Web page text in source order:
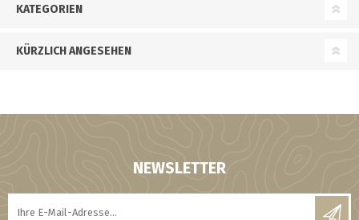
KATEGORIEN
KÜRZLICH ANGESEHEN
NEWSLETTER